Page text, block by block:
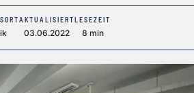
AKTUALISIERT
03.06.2022
LESEZEIT
8 min